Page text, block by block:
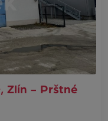
Zlín - Prštné